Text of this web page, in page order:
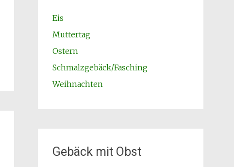
Eis
Muttertag
Ostern
Schmalzgebäck/Fasching
Weihnachten
Gebäck mit Obst